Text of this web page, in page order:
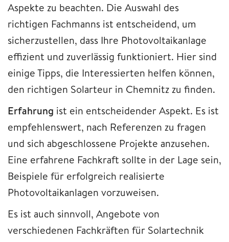
Aspekte zu beachten. Die Auswahl des
richtigen Fachmanns ist entscheidend, um
sicherzustellen, dass Ihre Photovoltaikanlage
effizient und zuverlässig funktioniert. Hier sind
einige Tipps, die Interessierten helfen können,
den richtigen Solarteur in Chemnitz zu finden.
Erfahrung ist ein entscheidender Aspekt. Es ist
empfehlenswert, nach Referenzen zu fragen
und sich abgeschlossene Projekte anzusehen.
Eine erfahrene Fachkraft sollte in der Lage sein,
Beispiele für erfolgreich realisierte
Photovoltaikanlagen vorzuweisen.
Es ist auch sinnvoll, Angebote von
verschiedenen Fachkräften für Solartechnik